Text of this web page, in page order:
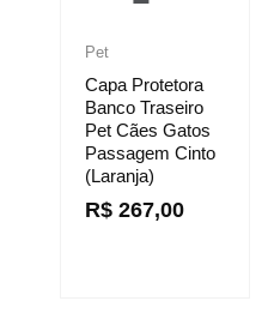
Pet
Capa Protetora
Banco Traseiro
Pet Cães Gatos
Passagem Cinto
(laranja)
R$ 267,00